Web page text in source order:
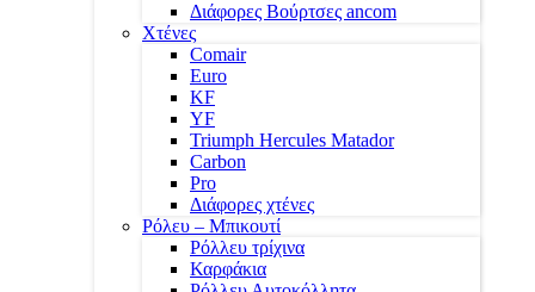
Διάφορες Βούρτσες ancom
Χτένες
Comair
Euro
KF
YF
Triumph Hercules Matador
Carbon
Pro
Διάφορες χτένες
Ρόλευ – Μπικουτί
Ρόλλευ τρίχινα
Καρφάκια